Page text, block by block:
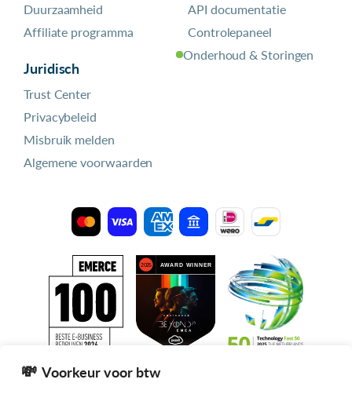
Duurzaamheid
Affiliate programma
Juridisch
Trust Center
Privacybeleid
Misbruik melden
Algemene voorwaarden
API documentatie
Controlepaneel
Onderhoud & Storingen
Voorkeur voor btw